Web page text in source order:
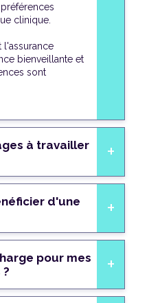
clinique.
l'assurance
bienveillante et
sont
à travailler
d'une
pour mes